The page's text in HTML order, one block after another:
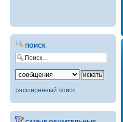
ПОИСК
расширенный поиск